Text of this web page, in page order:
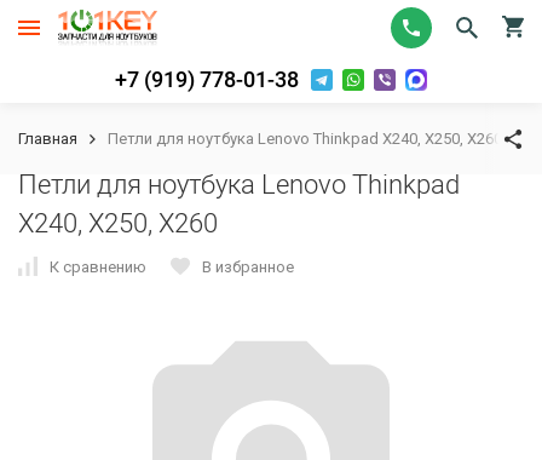
+7 (919) 778-01-38
Главная Петли для ноутбука Lenovo Thinkpad X240, X250, X260
Петли для ноутбука Lenovo Thinkpad
X240, X250, X260
К сравнению В избранное